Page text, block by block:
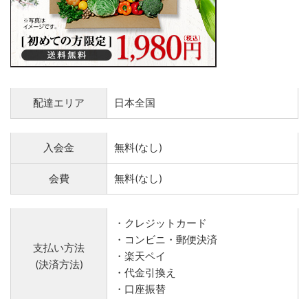
配達エリア 日本全国
入会金 無料(なし)
会費 無料(なし)
支払い方法
(決済方法)
・クレジットカード
・コンビニ・郵便決済
・楽天ペイ
・代金引換え
・口座振替